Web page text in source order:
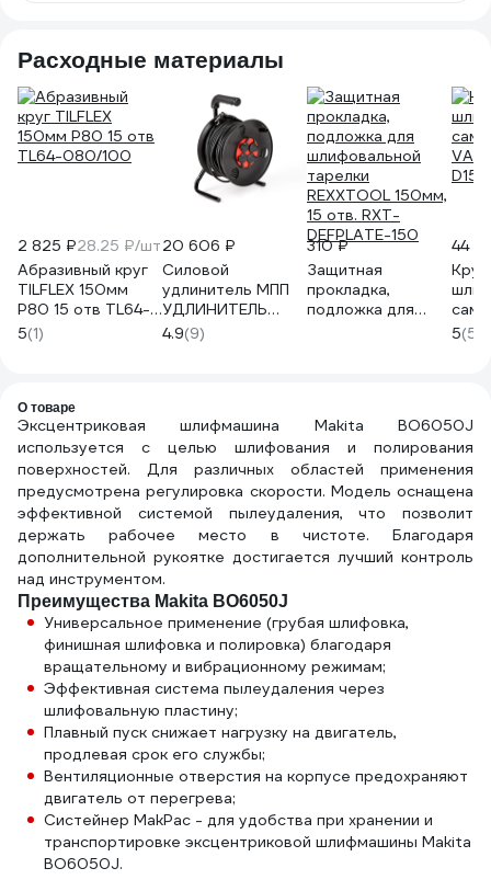
Расходные материалы
2 825 ₽28.25 ₽/шт
Абразивный круг
TILFLEX 150мм
Р80 15 отв TL64-
080/100
5(1)
20 606 ₽
Силовой
удлинитель МПП
УДЛИНИТЕЛЬ
четыре розетки
на катушке с
с\з ПВС 3*2,5 30 м
+ IP-44\220В
999000000001301
4.9(9)
310 ₽
Защитная
прокладка,
подложка для
44 ₽
Круг
VAD
5(5)
О товаре
Эксцентриковая шлифмашина Makita BO6050J
используется с целью шлифования и полирования
поверхностей. Для различных областей применения
предусмотрена регулировка скорости. Модель оснащена
эффективной системой пылеудаления, что позволит
держать рабочее место в чистоте. Благодаря
дополнительной рукоятке достигается лучший контроль
над инструментом.
Преимущества Makita BO6050J
Универсальное применение (грубая шлифовка,
финишная шлифовка и полировка) благодаря
вращательному и вибрационному режимам;
Эффективная система пылеудаления через
шлифовальную пластину;
Плавный пуск снижает нагрузку на двигатель,
продлевая срок его службы;
Вентиляционные отверстия на корпусе предохраняют
двигатель от перегрева;
Систейнер MakPac - для удобства при хранении и
транспортировке эксцентриковой шлифмашины Makita
BO6050J.